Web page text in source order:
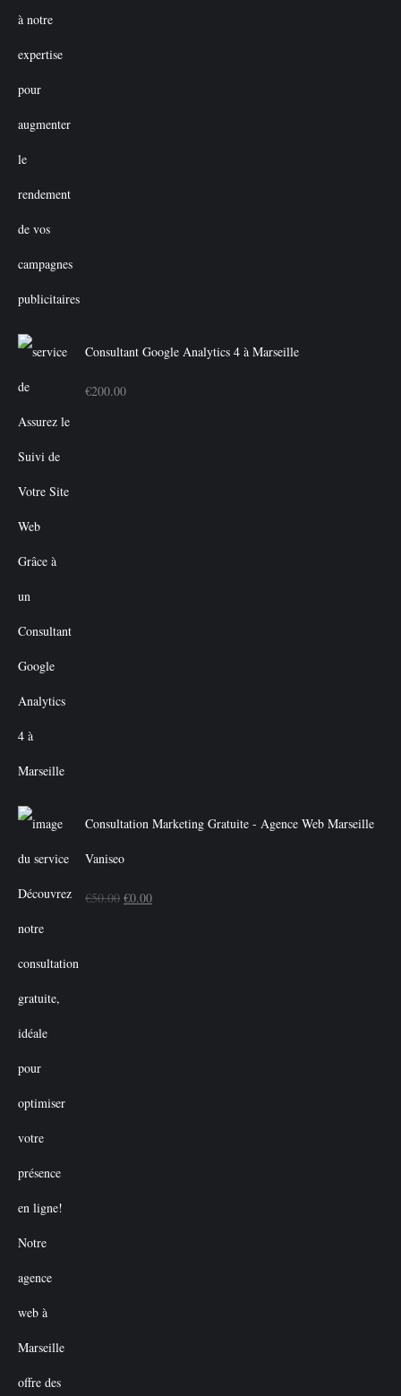
Consultant Google Analytics 4 à Marseille
€200.00
Consultation Marketing Gratuite - Agence Web Marseille
Vaniseo
€50.00 Le
€0.00Le